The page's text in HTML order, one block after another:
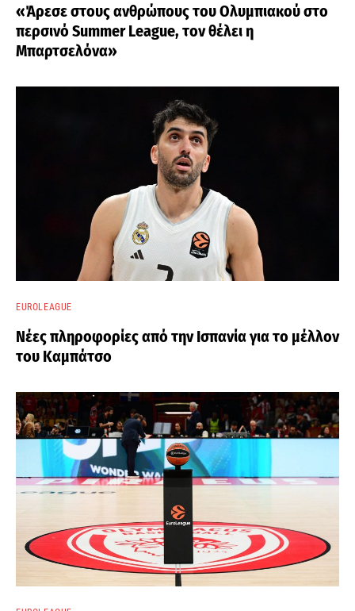
«Άρεσε στους ανθρώπους του Ολυμπιακού στο
περσινό Summer League, τον θέλει η
Μπαρτσελόνα»
EUROLEAGUE
Νέες πληροφορίες από την Ισπανία για το μέλλον
του Καμπάτσο